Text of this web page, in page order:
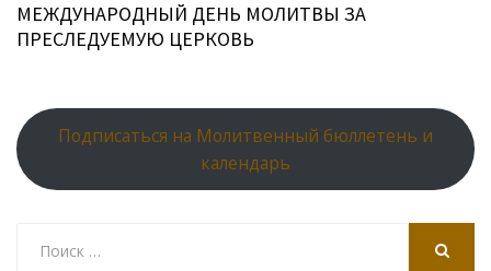
МЕЖДУНАРОДНЫЙ ДЕНЬ МОЛИТВЫ ЗА
ПРЕСЛЕДУЕМУЮ ЦЕРКОВЬ
Подписаться на Молитвенный бюллетень и
календарь